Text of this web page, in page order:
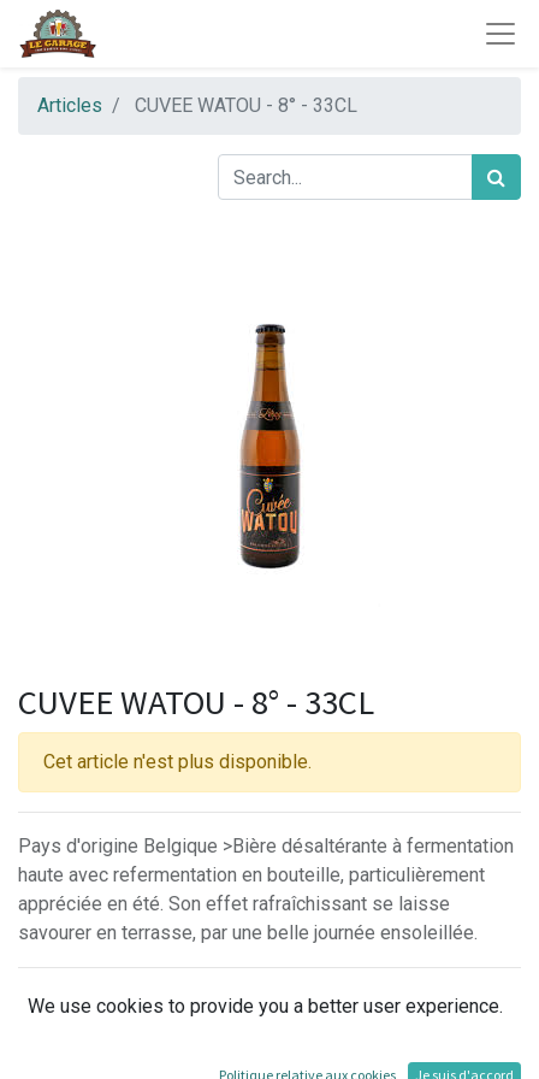
Articles CUVEE WATOU - 8° - 33CL
CUVEE WATOU - 8° - 33CL
Cet article n'est plus disponible.
Pays d'origine Belgique >Bière désaltérante à fermentation
haute avec refermentation en bouteille, particulièrement
appréciée en été. Son effet rafraîchissant se laisse
savourer en terrasse, par une belle journée ensoleillée.
Conditions générales
We use cookies to provide you a better user experience.
Politique relative aux cookies Je suis d'accord